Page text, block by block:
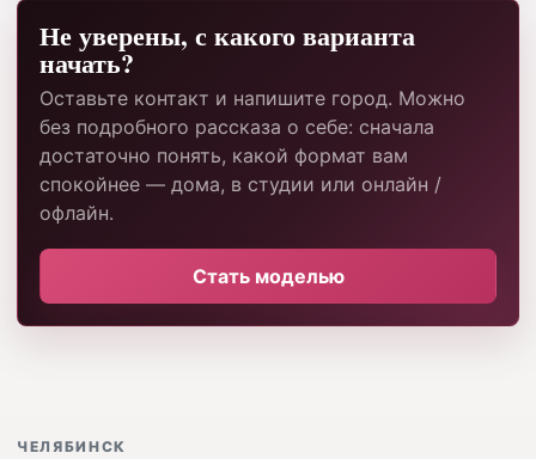
Не уверены, с какого варианта
начать?
Оставьте контакт и напишите город. Можно
без подробного рассказа о себе: сначала
достаточно понять, какой формат вам
спокойнее — дома, в студии или онлайн /
офлайн.
Стать моделью
ЧЕЛЯБИНСК